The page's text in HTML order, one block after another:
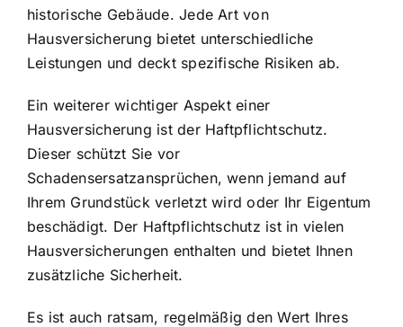
historische Gebäude. Jede Art von
Hausversicherung bietet unterschiedliche
Leistungen und deckt spezifische Risiken ab.
Ein weiterer wichtiger Aspekt einer
Hausversicherung ist der Haftpflichtschutz.
Dieser schützt Sie vor
Schadensersatzansprüchen, wenn jemand auf
Ihrem Grundstück verletzt wird oder Ihr Eigentum
beschädigt. Der Haftpflichtschutz ist in vielen
Hausversicherungen enthalten und bietet Ihnen
zusätzliche Sicherheit.
Es ist auch ratsam, regelmäßig den Wert Ihres